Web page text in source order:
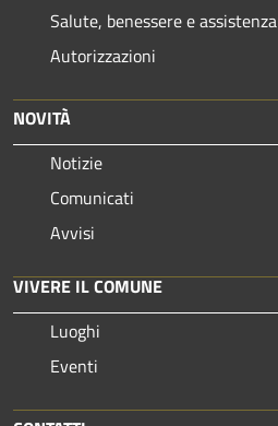
Salute, benessere e assistenza
Autorizzazioni
NOVITÀ
Notizie
Comunicati
Avvisi
VIVERE IL COMUNE
Luoghi
Eventi